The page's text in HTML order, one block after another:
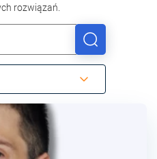
rozwiązań.